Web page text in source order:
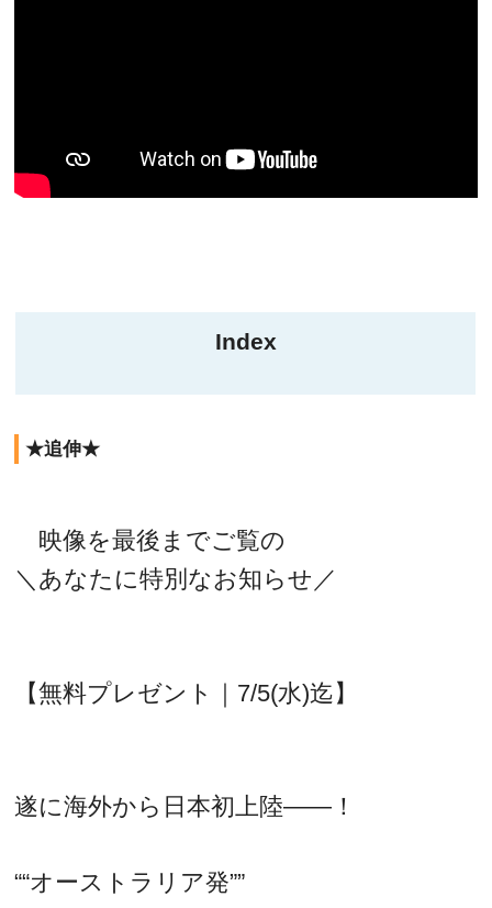
Index
★追伸★
映像を最後までご覧の
＼あなたに特別なお知らせ／
【無料プレゼント｜7/5(水)迄】
遂に海外から日本初上陸――！
““オーストラリア発””